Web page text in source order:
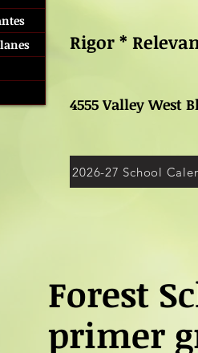
Rigor *
4555 Valley West
2026-27 School
Forest
primer